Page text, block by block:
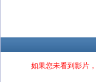
如果您未看到影片，